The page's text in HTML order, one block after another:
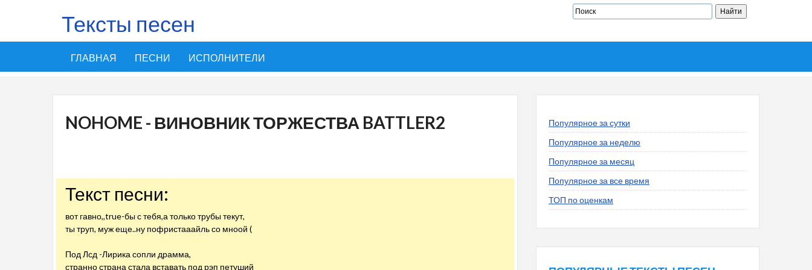
Тексты песен
ГЛАВНАЯ ПЕСНИ ИСПОЛНИТЕЛИ
NOHOME - ВИНОВНИК ТОРЖЕСТВА BATTLER2
Текст песни:
вот гавно,,true-бы с тебя,а только трубы текут,
ты труп, муж еще..ну пофристааайль со мноой (
Под Лсд -Лирика сопли драмма,
странно страна стала вставать под рэп петуший
Популярное за сутки
Популярное за неделю
Популярное за месяц
Популярное за все время
ТОП по оценкам